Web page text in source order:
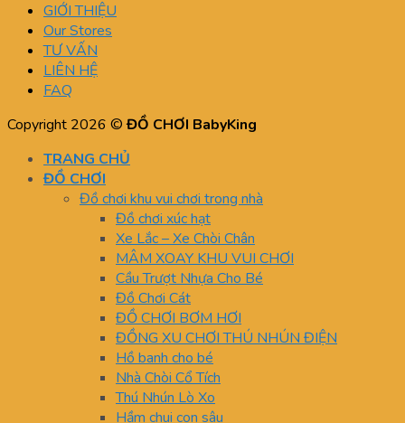
GIỚI THIỆU
Our Stores
TƯ VẤN
LIÊN HỆ
FAQ
Copyright 2026 ©ĐỒ CHƠI BabyKing
TRANG CHỦ
ĐỒ CHƠI
Đồ chơi khu vui chơi trong nhà
Đồ chơi xúc hạt
Xe Lắc – Xe Chòi Chân
MÂM XOAY KHU VUI CHƠI
Cầu Trượt Nhựa Cho Bé
Đồ Chơi Cát
ĐỒ CHƠI BƠM HƠI
ĐỒNG XU CHƠI THÚ NHÚN ĐIỆN
Hồ banh cho bé
Nhà Chòi Cổ Tích
Thú Nhún Lò Xo
Hầm chui con sâu